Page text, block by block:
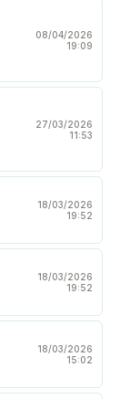
08/04/2026
19:09
27/03/2026
11:53
18/03/2026
19:52
18/03/2026
19:52
18/03/2026
15:02